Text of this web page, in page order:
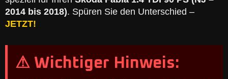
2014 bis 2018). Spüren Sie den Unterschied –
JETZT!
⚠ Wichtiger Hinweis: